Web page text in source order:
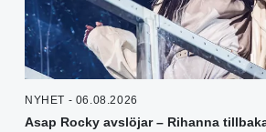
NYHET - 06.08.2026
Asap Rocky avslöjar – Rihanna